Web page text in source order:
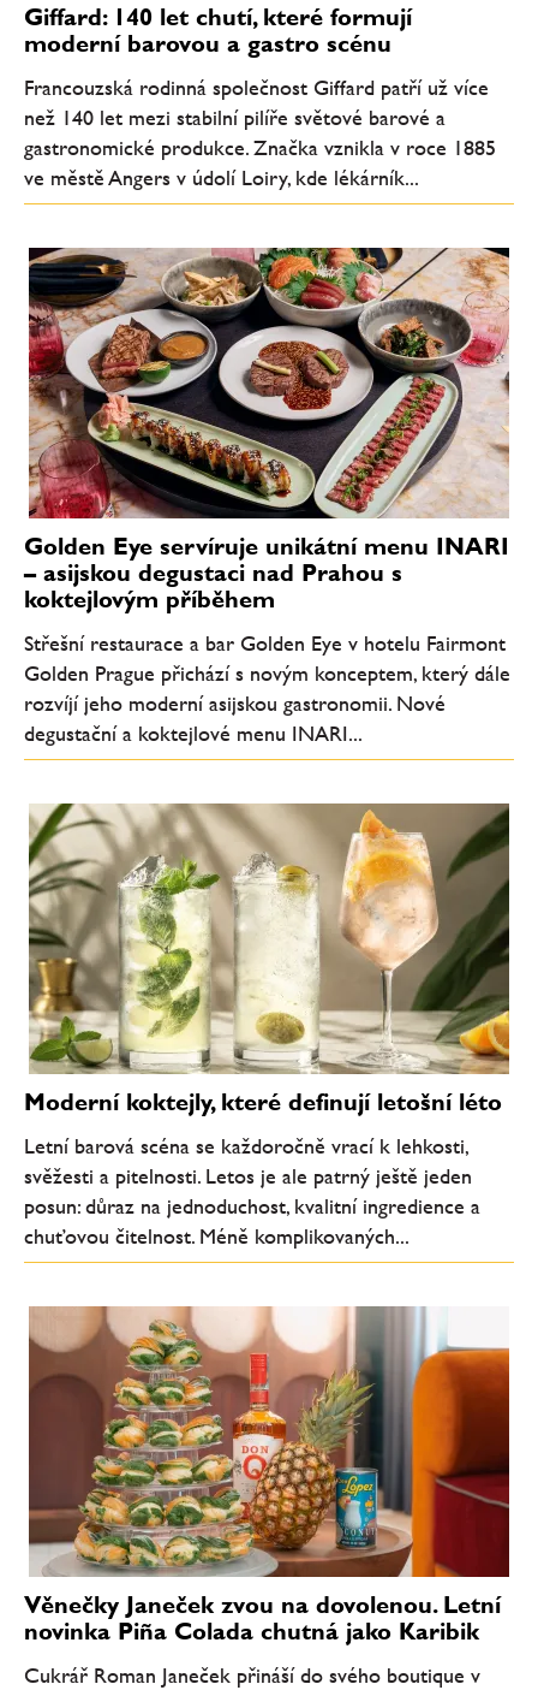
Giffard: 140 let chutí, které formují
moderní barovou a gastro scénu
Francouzská rodinná společnost Giffard patří už více
než 140 let mezi stabilní pilíře světové barové a
gastronomické produkce. Značka vznikla v roce 1885
ve městě Angers v údolí Loiry, kde lékárník...
Golden Eye servíruje unikátní menu INARI
– asijskou degustaci nad Prahou s
koktejlovým příběhem
Střešní restaurace a bar Golden Eye v hotelu Fairmont
Golden Prague přichází s novým konceptem, který dále
rozvíjí jeho moderní asijskou gastronomii. Nové
degustační a koktejlové menu INARI...
Moderní koktejly, které definují letošní léto
Letní barová scéna se každoročně vrací k lehkosti,
svěžesti a pitelnosti. Letos je ale patrný ještě jeden
posun: důraz na jednoduchost, kvalitní ingredience a
chuťovou čitelnost. Méně komplikovaných...
Věnečky Janeček zvou na dovolenou. Letní
novinka Piña Colada chutná jako Karibik
Cukrář Roman Janeček přináší do svého boutique v